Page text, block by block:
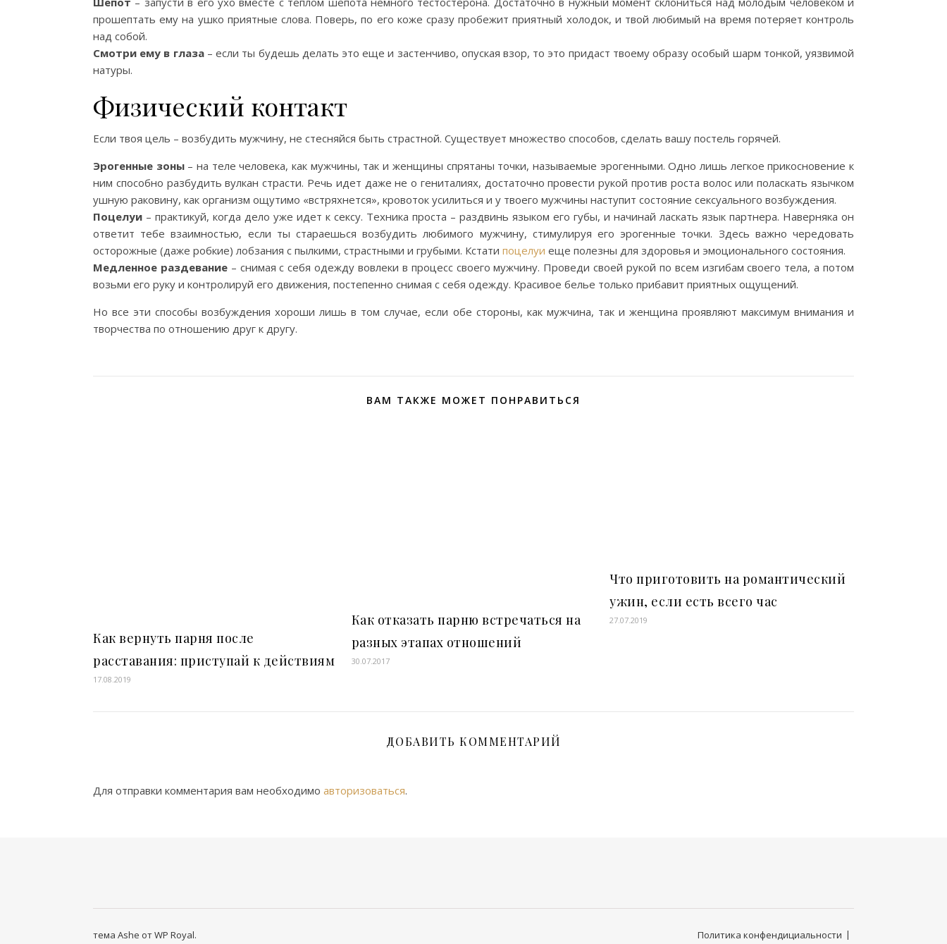
прошептать ему на ушко приятные слова. Поверь, по его коже сразу пробежит приятный холодок, и твой любимый на время потеряет контроль
над собой.
Смотри ему в глаза– если ты будешь делать это еще и застенчиво, опуская взор, то это придаст твоему образу особый шарм тонкой, уязвимой
натуры.
Физический контакт
Если твоя цель – возбудить мужчину, не стесняйся быть страстной. Существует множество способов, сделать вашу постель горячей.
Эрогенные зоны– на теле человека, как мужчины, так и женщины спрятаны точки, называемые эрогенными. Одно лишь легкое прикосновение к
ним способно разбудить вулкан страсти. Речь идет даже не о гениталиях, достаточно провести рукой против роста волос или поласкать язычком
ушную раковину, как организм ощутимо «встряхнется», кровоток усилиться и у твоего мужчины наступит состояние сексуального возбуждения.
Поцелуи – практикуй, когда дело уже идет к сексу. Техника проста – раздвинь языком его губы, и начинай ласкать язык партнера. Наверняка он
ответит тебе взаимностью, если ты стараешься возбудить любимого мужчину, стимулируя его эрогенные точки. Здесь важно чередовать
осторожные (даже робкие) лобзания с пылкими, страстными и грубыми. Кстати поцелуи еще полезны для здоровья и эмоционального состояния.
Медленное раздевание– снимая с себя одежду вовлеки в процесс своего мужчину. Проведи своей рукой по всем изгибам своего тела, а потом
возьми его руку и контролируй его движения, постепенно снимая с себя одежду. Красивое белье только прибавит приятных ощущений.
Но все эти способы возбуждения хороши лишь в том случае, если обе стороны, как мужчина, так и женщина проявляют максимум внимания и
творчества по отношению друг к другу.
ВАМ ТАКЖЕ МОЖЕТ ПОНРАВИТЬСЯ
Как вернуть парня после
расставания: приступай к действиям
17.08.2019
Как отказать парню встречаться на
разных этапах отношений
30.07.2017
Что приготовить на романтический
ужин, если есть всего час
27.07.2019
ДОБАВИТЬ КОММЕНТАРИЙ
Для отправки комментария вам необходимо авторизоваться.
Политика конфендициальности
тема Ashe отWP Royal.